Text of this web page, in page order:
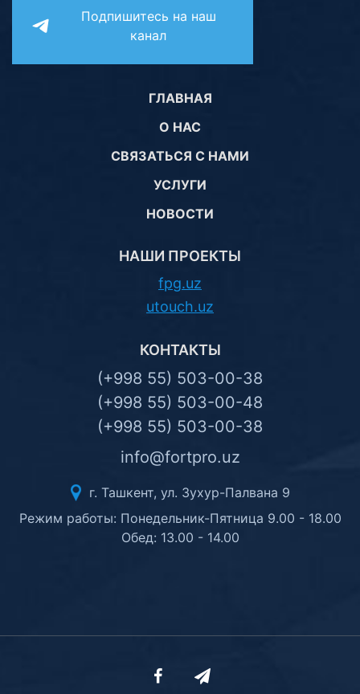
Подпишитесь на наш
канал
ГЛАВНАЯ
О НАС
СВЯЗАТЬСЯ С НАМИ
УСЛУГИ
НОВОСТИ
НАШИ ПРОЕКТЫ
fpg.uz
utouch.uz
КОНТАКТЫ
(+998 55) 503-00-38
(+998 55) 503-00-48
(+998 55) 503-00-38
info@fortpro.uz
г. Ташкент, ул. Зухур-Палвана 9
Режим работы: Понедельник-Пятница 9.00 - 18.00
Обед: 13.00 - 14.00